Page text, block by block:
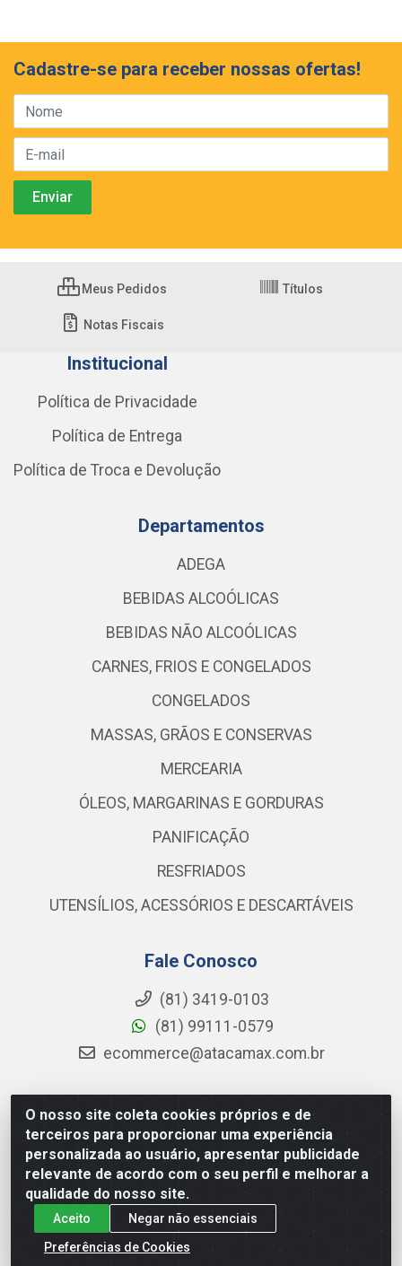
O nosso site coleta cookies próprios e de
terceiros para proporcionar uma experiência
personalizada ao usuário, apresentar publicidade
relevante de acordo com o seu perfil e melhorar a
qualidade do nosso site.
Aceito
Negar não essenciais
Preferências de Cookies
Cadastre-se para receber nossas ofertas!
Meus Pedidos Títulos
Notas Fiscais
Institucional
Política de Privacidade
Política de Entrega
Política de Troca e Devolução
Departamentos
ADEGA
BEBIDAS ALCOÓLICAS
BEBIDAS NÃO ALCOÓLICAS
CARNES, FRIOS E CONGELADOS
CONGELADOS
MASSAS, GRÃOS E CONSERVAS
MERCEARIA
ÓLEOS, MARGARINAS E GORDURAS
PANIFICAÇÃO
RESFRIADOS
UTENSÍLIOS, ACESSÓRIOS E DESCARTÁVEIS
Fale Conosco
(81) 3419-0103
(81) 99111-0579
ecommerce@atacamax.com.br
Atacamax Importadora de Alimentos LTDA - RODOVIA BR-
101 - SUL, KM 79,60 GP E GALPAO:D - Muribeca, Jaboatão dos
Guararapes - PE, 54355-010 - CNPJ 08.305.623/0001-84